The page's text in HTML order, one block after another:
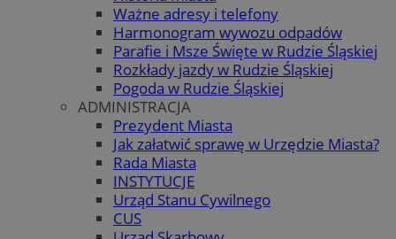
Ważne adresy i telefony
Harmonogram wywozu odpadów
Parafie i Msze Święte w Rudzie Śląskiej
Rozkłady jazdy w Rudzie Śląskiej
Pogoda w Rudzie Śląskiej
ADMINISTRACJA
Prezydent Miasta
Jak załatwić sprawę w Urzędzie Miasta?
Rada Miasta
INSTYTUCJE
Urząd Stanu Cywilnego
CUS